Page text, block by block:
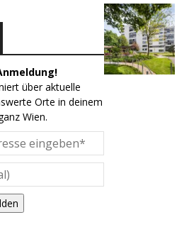
über aktuelle
Orte in deinem
Wien.